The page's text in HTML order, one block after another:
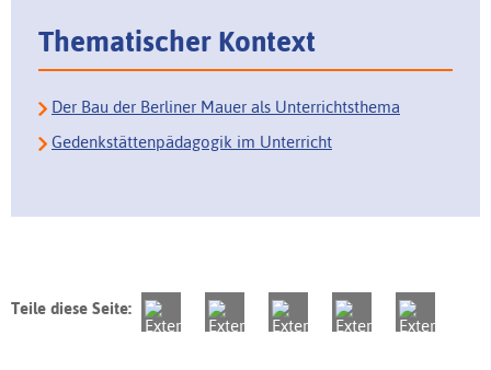
Thematischer Kontext
Der Bau der Berliner Mauer als Unterrichtsthema
Gedenkstättenpädagogik im Unterricht
Teile diese Seite: